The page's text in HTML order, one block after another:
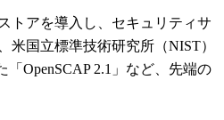
トアを導入し、セキュリティサ
国立標準技術研究所（NIST）
OpenSCAP 2.1」など、先端の